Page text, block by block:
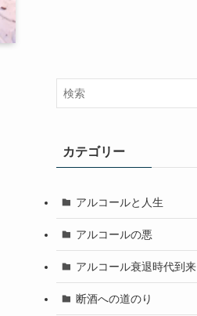
カテゴリー
アルコールと人生
アルコールの悪
アルコール衰退時代到来
断酒への道のり